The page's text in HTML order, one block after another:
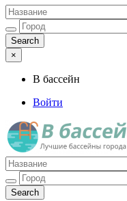
×
В бассейн
Войти
Лучшие бассейны города